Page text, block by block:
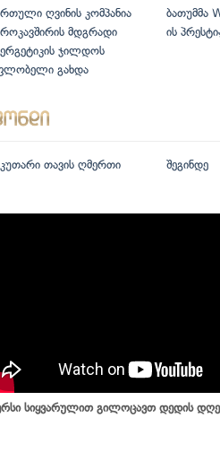
ღვინის კომპანია
მდგრადი
ჯილდოს
გახდა
ბათუმმა
ის
თავის ღმერთი შეგინდე
სიყვარულით გილოცავთ დედის